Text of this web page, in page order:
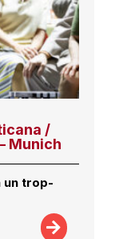
/
Munich
un trop-